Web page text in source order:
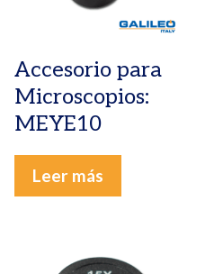
Accesorio para
Microscopios:
MEYE10
Leer más